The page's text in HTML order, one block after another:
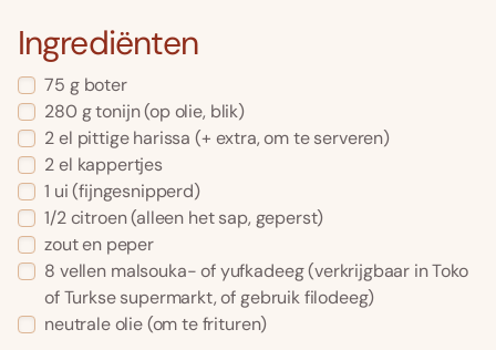
Ingrediënten
75 g boter
280 gtonijn(op olie, blik)
2el pittige harissa (+ extra, om te serveren)
2el kappertjes
1 ui(fijngesnipperd)
1/2 citroen(alleen het sap, geperst)
zout en peper
8 vellen malsouka- of yufkadeeg(verkrijgbaar in Toko
of Turkse supermarkt, of gebruik filodeeg)
neutrale olie(om te frituren)